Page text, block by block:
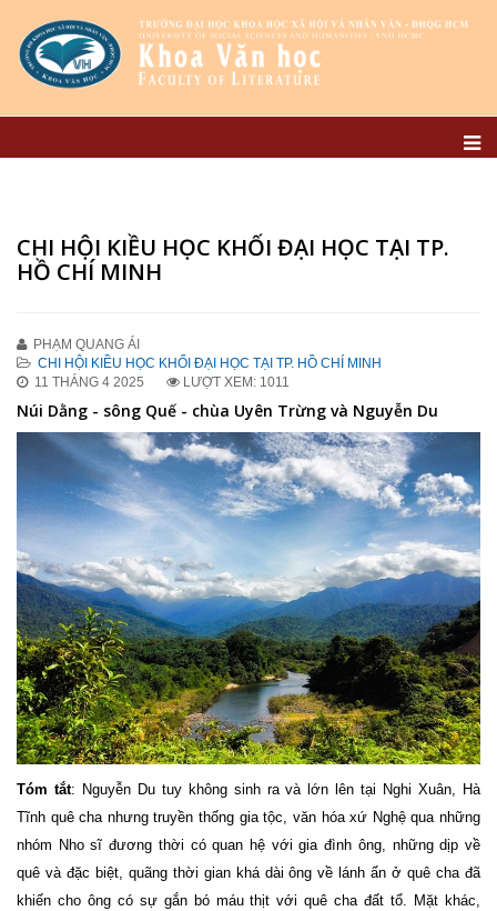
CHI HỘI KIỀU HỌC KHỐI ĐẠI HỌC TẠI TP.
HỒ CHÍ MINH
PHẠM QUANG ÁI
CHI HỘI KIỀU HỌC KHỐI ĐẠI HỌC TẠI TP. HỒ CHÍ MINH
11 THÁNG 4 2025
LƯỢT XEM: 1011
Núi Dằng - sông Quế - chùa Uyên Trừng và Nguyễn Du
Tóm tắt: Nguyễn Du tuy không sinh ra và lớn lên tại Nghi Xuân, Hà
Tĩnh quê cha nhưng truyền thống gia tộc, văn hóa xứ Nghệ qua những
nhóm Nho sĩ đương thời có quan hệ với gia đình ông, những dịp về
quê và đặc biệt, quãng thời gian khá dài ông về lánh ẩn ở quê cha đã
khiến cho ông có sự gắn bó máu thịt với quê cha đất tổ. Mặt khác,